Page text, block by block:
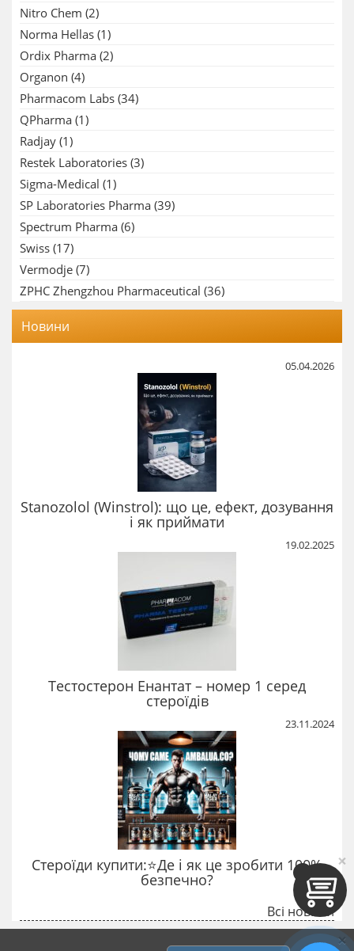
Nitro Chem (2)
Norma Hellas (1)
Ordix Pharma (2)
Organon (4)
Pharmacom Labs (34)
QPharma (1)
Radjay (1)
Restek Laboratories (3)
Sigma-Medical (1)
SP Laboratories Pharma (39)
Spectrum Pharma (6)
Swiss (17)
Vermodje (7)
ZPHC Zhengzhou Pharmaceutical (36)
Новини
05.04.2026
Stanozolol (Winstrol): що це, ефект, дозування
і як приймати
19.02.2025
Тестостерон Енантат – номер 1 серед
стероїдів
23.11.2024
Стероїди купити:⭐Де і як це зробити 100%
безпечно?
Всі новини
×
×